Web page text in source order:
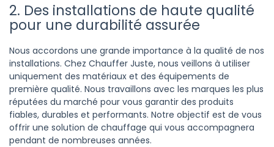
2. Des installations de haute qualité
pour une durabilité assurée
Nous accordons une grande importance à la qualité de nos
installations. Chez Chauffer Juste, nous veillons à utiliser
uniquement des matériaux et des équipements de
première qualité. Nous travaillons avec les marques les plus
réputées du marché pour vous garantir des produits
fiables, durables et performants. Notre objectif est de vous
offrir une solution de chauffage qui vous accompagnera
pendant de nombreuses années.